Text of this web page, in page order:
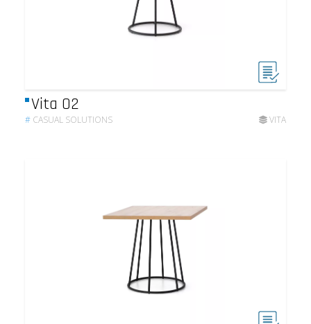
Vita 02
# CASUAL SOLUTIONS VITA